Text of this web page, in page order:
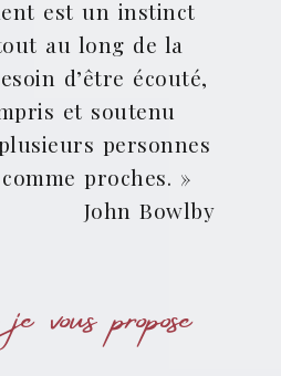
est un instinct
au long de la
d’être écouté,
et soutenu
personnes
proches. »
John Bowlby
propose